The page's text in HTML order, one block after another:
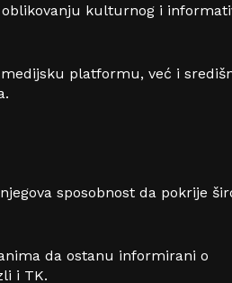
kulturnog i
platformu, već i
sposobnost da pokrije
da ostanu informirani o
i TK.